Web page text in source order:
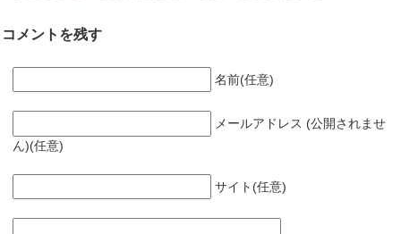
コメントを残す
名前(任意)
メールアドレス (公開されませ
ん)(任意)
サイト(任意)